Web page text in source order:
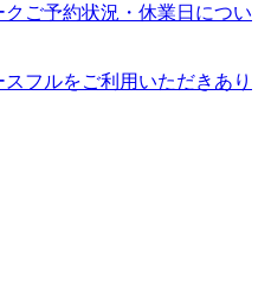
クご予約状況・休業日につい
フルをご利用いただきあり